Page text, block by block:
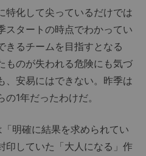
化して尖っているだけでは
スタートの時点でわかってい
きるチームを目指すとなる
ものが失われる危険にも気づ
、安易にはできない。昨季は
1年だったわけだ。
明確に結果を求められてい
印していた「大人になる」作